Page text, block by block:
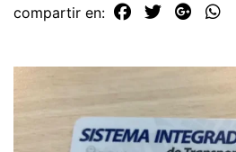
compartir en: